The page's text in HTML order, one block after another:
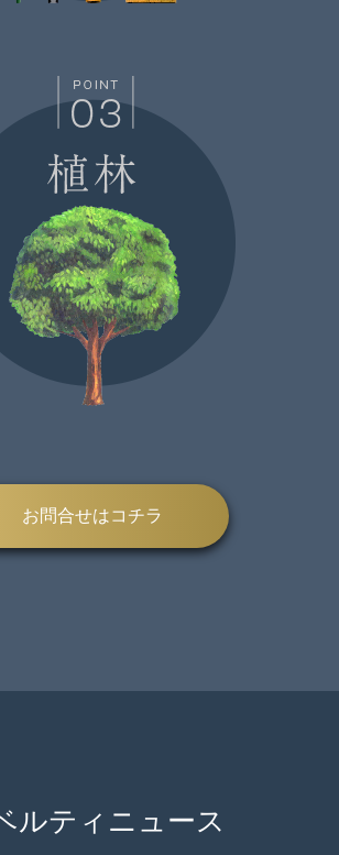
お問合せはコチラ
ルティニュース